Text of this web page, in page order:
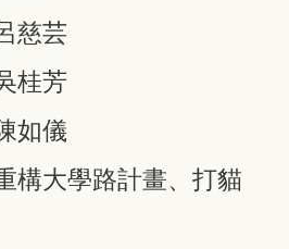
慈芸
桂芳
如儀
構大學路計畫、打貓